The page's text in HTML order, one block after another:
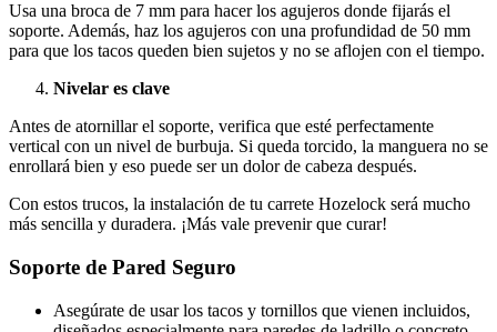
Usa una broca de 7 mm para hacer los agujeros donde fijarás el
soporte. Además, haz los agujeros con una profundidad de 50 mm
para que los tacos queden bien sujetos y no se aflojen con el tiempo.
Nivelar es clave
Antes de atornillar el soporte, verifica que esté perfectamente
vertical con un nivel de burbuja. Si queda torcido, la manguera no se
enrollará bien y eso puede ser un dolor de cabeza después.
Con estos trucos, la instalación de tu carrete Hozelock será mucho
más sencilla y duradera. ¡Más vale prevenir que curar!
Soporte de Pared Seguro
Asegúrate de usar los tacos y tornillos que vienen incluidos,